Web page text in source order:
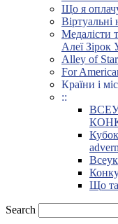
Що я
Віртуальні
Медалісти
Алеї Зірок
Alley of
For
Країни і
::
Кубок
Що
Search